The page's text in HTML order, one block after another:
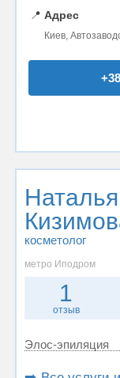
📍 Адрес
Киев,
Наталья
косметолог
метро Иподром
1
отзыв
Элос-эпиляция